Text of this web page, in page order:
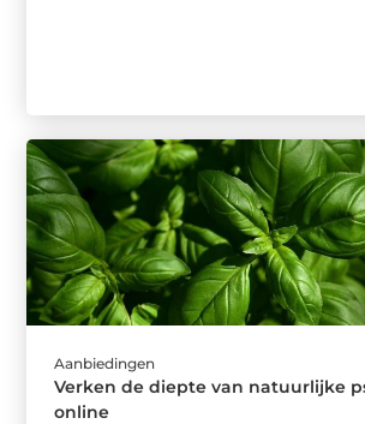
Aanbiedingen
Verken de diepte van natuurlijke
online